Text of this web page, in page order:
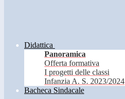
Didattica
Panoramica
Offerta formativa
I progetti delle classi
Infanzia A. S. 2023/2024
Bacheca Sindacale